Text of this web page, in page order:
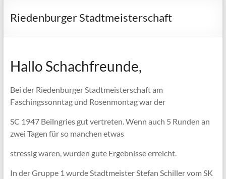
Riedenburger Stadtmeisterschaft
Hallo Schachfreunde,
Bei der Riedenburger Stadtmeisterschaft am
Faschingssonntag und Rosenmontag war der
SC 1947 Beilngries gut vertreten. Wenn auch 5 Runden an
zwei Tagen für so manchen etwas
stressig waren, wurden gute Ergebnisse erreicht.
In der Gruppe 1 wurde Stadtmeister Stefan Schiller vom SK